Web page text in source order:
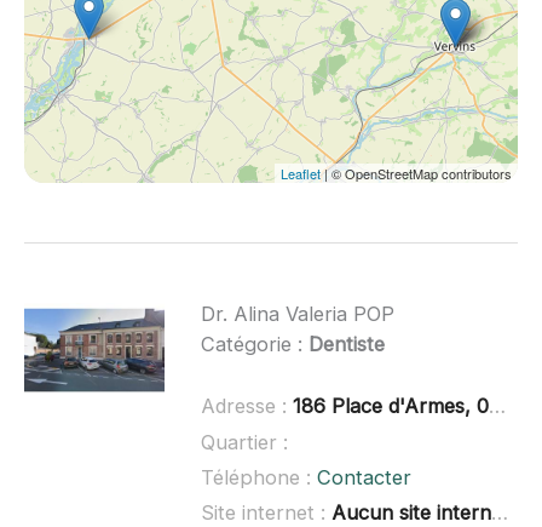
Leaflet| © OpenStreetMap contributors
Dr. Alina Valeria POP
Catégorie : Dentiste
Adresse : 186 Place d'Armes, 02120 Guise
Quartier :
Téléphone : Contacter
Site internet : Aucun site internet connu